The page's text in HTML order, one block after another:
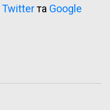
Twitterта Google